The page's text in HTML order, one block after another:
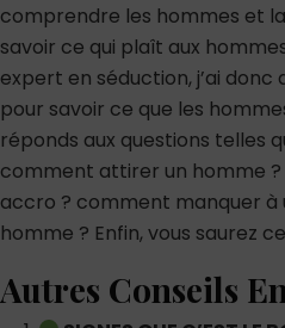
comprendre les hommes et
savoir ce qui plaît aux
expert en séduction, j’ai
pour savoir ce que les
réponds aux questions telles
comment attirer un homme
accro ? comment manquer
homme ? Enfin, vous saurez
Autres Conseils